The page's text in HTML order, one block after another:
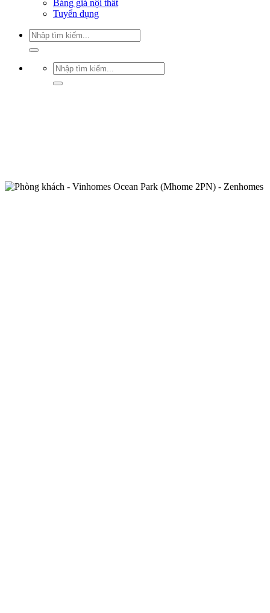
Bảng giá nội thất
Tuyển dụng
Tìm
kiếm:
Tìm
kiếm: